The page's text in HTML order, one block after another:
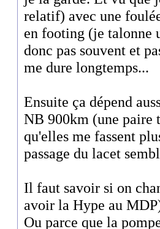
relatif) avec une
en footing (je talonne
donc pas souvent et
me dure longtemps...
Ensuite ça dépend
NB 900km (une paire
qu'elles me fassent
passage du lacet
Il faut savoir si on
avoir la Hype au
Ou parce que la